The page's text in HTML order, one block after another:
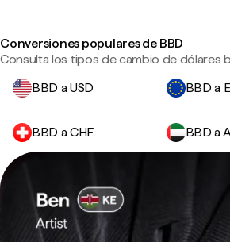
Conversiones populares de BBD
Consulta los tipos de cambio de dólares
BBD a USD
BBD a
BBD a CHF BBD a